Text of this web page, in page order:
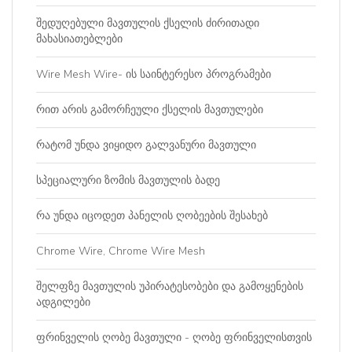
შედუღებული მავთულის ქსელის ძირითადი
მახასიათებლები
Wire Mesh Wire- ის საინტერესო პროგრამები
რით არის გამორჩეული ქსელის მავთულები
რატომ უნდა ვიყიდო გალვანური მავთული
სპეციალური ზომის მავთულის ბადე
რა უნდა იცოდეთ პანელის ღობეების შესახებ
Chrome Wire, Chrome Wire Mesh
შელფზე მავთულის უპირატესობები და გამოყენების
ადგილები
ფრინველის ღობე მავთული - ღობე ფრინველისთვის